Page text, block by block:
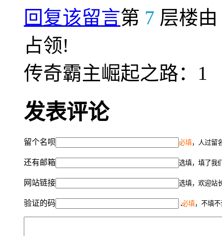
回复该留言第 7 层楼由
占领!
传奇霸主崛起之路：1
发表评论
留个名呗 必填，人过留
还有邮箱 选填，填了我
网站链接 选填，欢迎站
验证的码 必填，不填